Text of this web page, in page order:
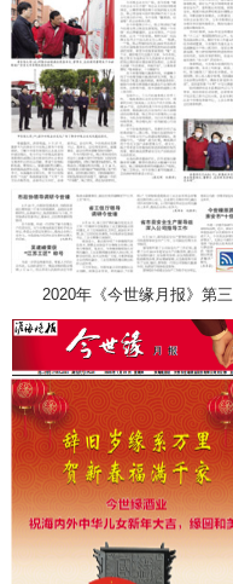
2020年《今世缘月报》第三